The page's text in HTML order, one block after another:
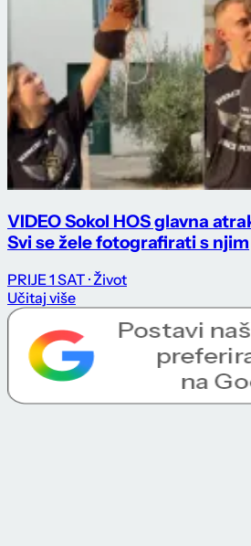
VIDEO Sokol HOS glavna
Svi se žele fotografirati s njim
PRIJE 1 SAT · Život
Učitaj više